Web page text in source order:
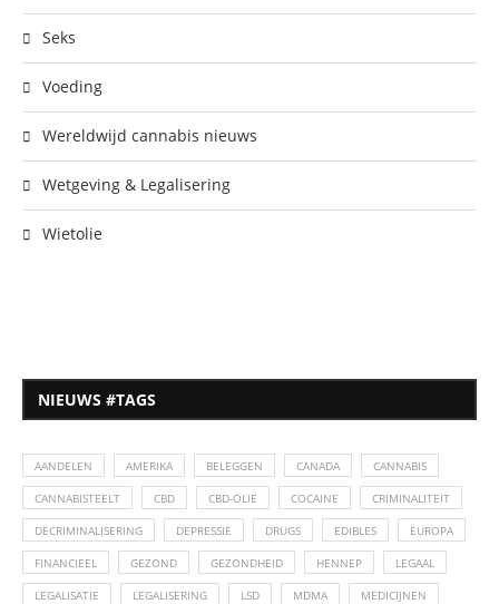
Seks
Voeding
Wereldwijd cannabis nieuws
Wetgeving & Legalisering
Wietolie
NIEUWS #TAGS
AANDELEN AMERIKA BELEGGEN CANADA CANNABIS
CANNABISTEELT CBD CBD-OLIE COCAINE CRIMINALITEIT
DECRIMINALISERING DEPRESSIE DRUGS EDIBLES EUROPA
FINANCIEEL GEZOND GEZONDHEID HENNEP LEGAAL
LEGALISATIE LEGALISERING LSD MDMA MEDICIJNEN